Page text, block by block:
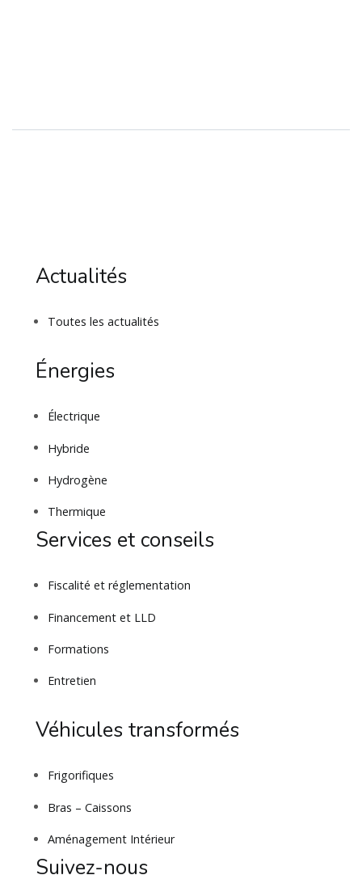
Actualités
Toutes les actualités
Énergies
Électrique
Hybride
Hydrogène
Thermique
Services et conseils
Fiscalité et réglementation
Financement et LLD
Formations
Entretien
Véhicules transformés
Frigorifiques
Bras – Caissons
Aménagement Intérieur
Suivez-nous